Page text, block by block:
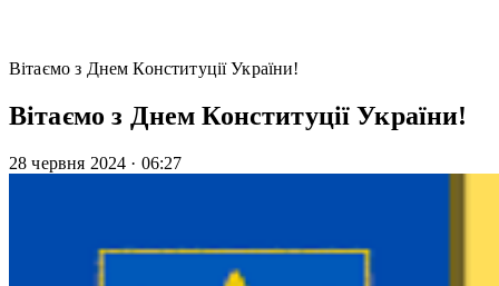
Вітаємо з Днем Конституції України!
Вітаємо з Днем Конституції України!
28 червня 2024 · 06:27